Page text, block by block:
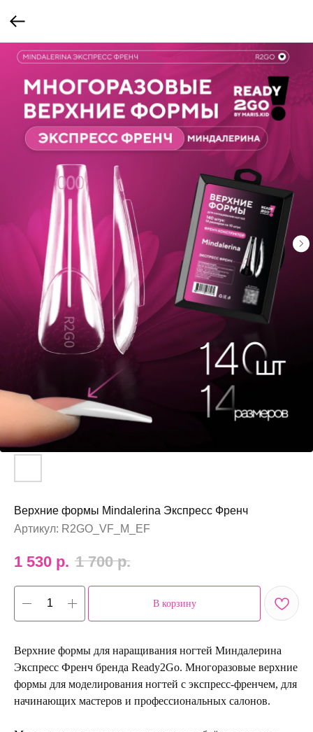
Верхние формы Mindalerina Экспресс Френч
Артикул: R2GO_VF_M_EF
1 530 р. 1 700 р.
В корзину
Верхние формы для наращивания ногтей Миндалерина
Экспресс Френч бренда Ready2Go. Многоразовые верхние
формы для моделирования ногтей с экспресс-френчем, для
начинающих мастеров и профессиональных салонов.